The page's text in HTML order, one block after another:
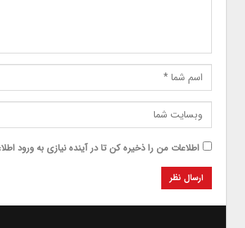
اطلاعات من را ذخیره کن تا در آینده نیازی به ورود